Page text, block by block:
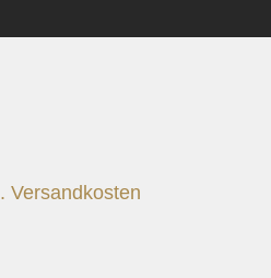
Piano
Versandkosten